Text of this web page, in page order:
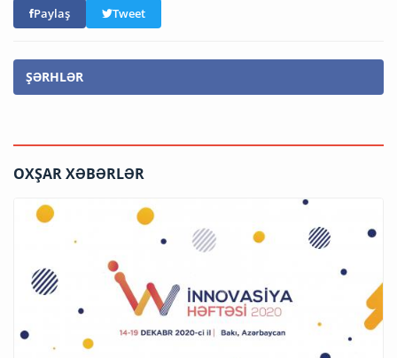
Paylaş Tweet
ŞƏRHLƏR
OXŞAR XƏBƏRLƏR